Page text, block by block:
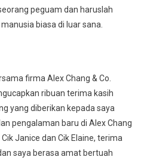
peguam dan haruslah
biasa di luar sana.
firma Alex Chang & Co.
ribuan terima kasih
yang diberikan kepada saya
pengalaman baru di Alex Chang
Cik Janice dan Cik Elaine, terima
saya berasa amat bertuah